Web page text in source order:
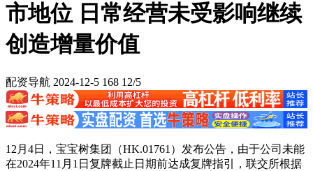
市地位 日常经营未受影响继续
创造增量价值
配资导航 2024-12-5 168 12/5
12月4日，宝宝树集团（HK.01761）发布公告，由于公司未能
在2024年11月1日复牌截止日期前达成复牌指引，联交所根据